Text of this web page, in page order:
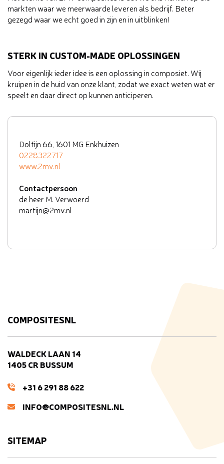
markten waar we meerwaarde leveren als bedrijf. Beter
gezegd waar we echt goed in zijn en in uitblinken!
STERK IN CUSTOM-MADE OPLOSSINGEN
Voor eigenlijk ieder idee is een oplossing in composiet. Wij
kruipen in de huid van onze klant, zodat we exact weten wat er
speelt en daar direct op kunnen anticiperen.
Dolfijn 66, 1601 MG Enkhuizen
0228322717
www.2mv.nl
Contactpersoon
de heer M. Verwoerd
martijn@2mv.nl
COMPOSITESNL
WALDECK LAAN 14
1405 CR BUSSUM
+31 6 291 88 622
INFO@COMPOSITESNL.NL
SITEMAP